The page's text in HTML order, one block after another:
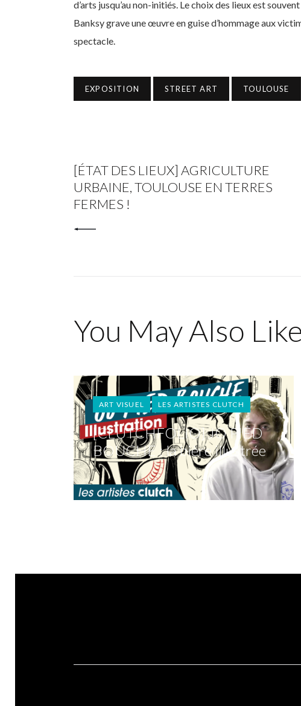
d’arts jusqu’au non-initiés. Le choix des lieux est
Banksy grave une œuvre en guise d’hommage aux
spectacle.
EXPOSITION STREET ART TOULOUSE
[ÉTAT DES LIEUX] AGRICULTURE
URBAINE, TOULOUSE EN TERRES
FERMES !
You May Also Like
ART VISUEL LES ARTISTES CLUTCH
[CLUTCHFOLIO] JO PIED
BOUCHE : la bière illustrée